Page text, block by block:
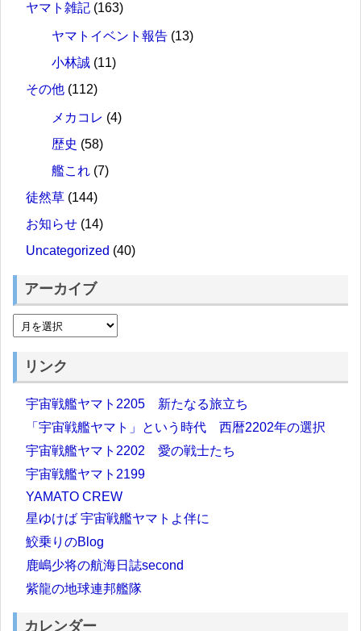
ヤマト雑記 (163)
ヤマトイベント報告 (13)
小林誠 (11)
その他 (112)
メカコレ (4)
歴史 (58)
艦これ (7)
徒然草 (144)
お知らせ (14)
Uncategorized (40)
アーカイブ
リンク
宇宙戦艦ヤマト2205 新たなる旅立ち
「宇宙戦艦ヤマト」という時代 西暦2202年の選択
宇宙戦艦ヤマト2202 愛の戦士たち
宇宙戦艦ヤマト2199
YAMATO CREW
星ゆけば 宇宙戦艦ヤマトよ伴に
鮫乗りのBlog
鹿嶋少将の航海日誌second
紫龍の地球連邦艦隊
カレンダー